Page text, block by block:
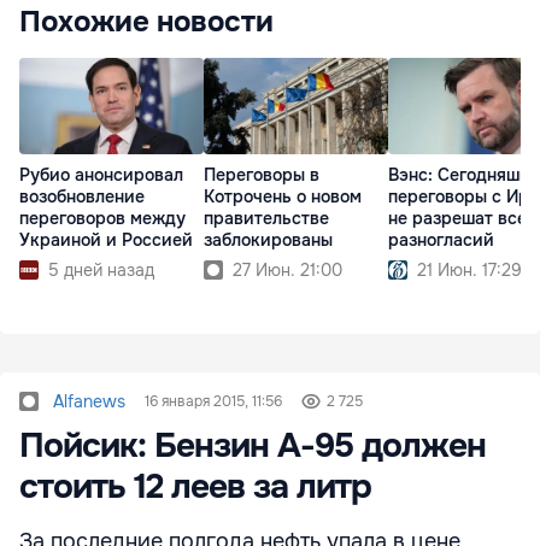
Похожие новости
Рубио анонсировал
возобновление
переговоров между
Украиной и Россией
5 дней назад
Переговоры в
Котрочень о новом
правительстве
заблокированы
27 Июн. 21:00
Вэнс:
переговоры с
не разрешат всех
разногласий
21 Июн. 17:29
Alfanews 16 января 2015, 11:56 2 725
Пойсик: Бензин А-95 должен
стоить 12 леев за литр